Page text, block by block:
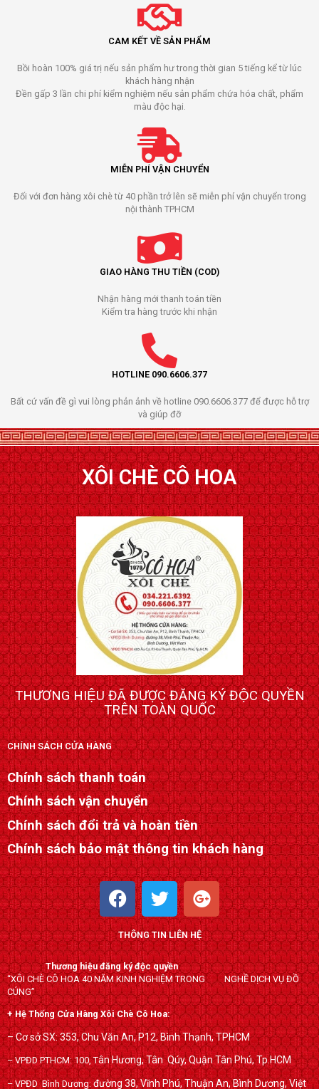
CAM KẾT VỀ SẢN PHẨM
Bồi hoàn 100% giá trị nếu sản phẩm hư trong thời gian 5 tiếng kể từ lúc
khách hàng nhận
Đền gấp 3 lần chi phí kiểm nghiệm nếu sản phẩm chứa hóa chất, phẩm
màu độc hại.
MIỄN PHÍ VẬN CHUYỂN
Đối với đơn hàng xôi chè từ 40 phần trở lên sẽ miễn phí vận chuyển trong
nội thành TPHCM
GIAO HÀNG THU TIỀN (COD)
Nhận hàng mới thanh toán tiền
Kiểm tra hàng trước khi nhận
HOTLINE 090.6606.377
Bất cứ vấn đề gì vui lòng phản ảnh về hotline 090.6606.377 để được hỗ trợ
và giúp đỡ
XÔI CHÈ CÔ HOA
THƯƠNG HIỆU ĐÃ ĐƯỢC ĐĂNG KÝ ĐỘC QUYỀN
TRÊN TOÀN QUỐC
CHÍNH SÁCH CỬA HÀNG
Chính sách thanh toán
Chính sách vận chuyển
Chính sách đổi trả và hoàn tiền
Chính sách bảo mật thông tin khách hàng
F
a
c
e
b
o
o
k
T
w
i
t
t
e
r
G
o
o
g
l
e
-
p
l
u
s
THÔNG TIN LIÊN HỆ
Thương hiệu đăng ký độc quyền
“XÔI CHÈ CÔ HOA 40 NĂM KINH NGHIỆM TRONG NGHỀ DỊCH VỤ ĐỒ
CÚNG”
+ Hệ Thống Cửa Hàng Xôi Chè Cô Hoa:
– Cơ sở SX: 353, Chu Văn An, P12, Bình Thạnh, TPHCM
– VPĐD PTHCM: 100, Tân Hương, Tân Qúy,Quận Tân Phú, Tp.HCM
– VPĐD Bình Dương:đường 38, Vĩnh Phú, Thuận An, Bình Dương, Việt